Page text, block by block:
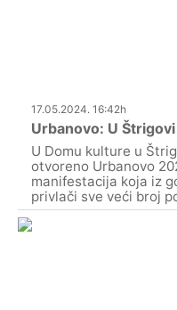
17.05.2024. 16:42h
Urbanovo: U
U Domu kulture u
otvoreno Urbanovo
manifestacija koja iz
privlači sve veći broj